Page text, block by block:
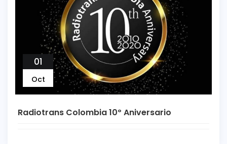
01
Oct
Radiotrans Colombia 10º Aniversario